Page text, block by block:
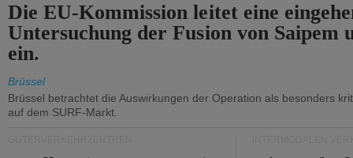
Die EU-Kommission leitet eine
Untersuchung der Fusion von Saipem
ein.
Brüssel
Brüssel betrachtet die Auswirkungen der Operation als besonders
auf dem SURF-Markt.